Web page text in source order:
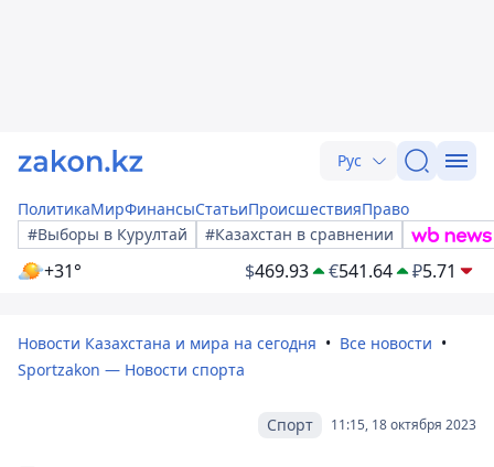
Рус
ПолитикаМирФинансыСтатьиПроисшествияПраво
#Выборы в Курултай
#Казахстан в сравнении
+31° $469.93 €541.64 ₽5.71
Новости Казахстана и мира на сегодня
Все новости
Sportzakon — Новости спорта
11:15, 18 октября 2023
Спорт